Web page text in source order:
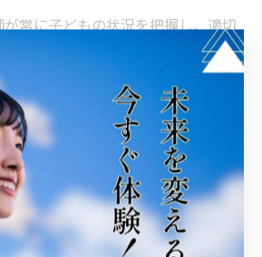
常に子どもの状況を把握し、適切
ので安心できた」といった口コミ
の体験を参考に、自分に合った塾
が大切です。
せた塾での学習計画術
や出題傾向に合わせた塾での学習
きな武器となります。まずは受験ま
、各教科ごとに学習内容や進度を